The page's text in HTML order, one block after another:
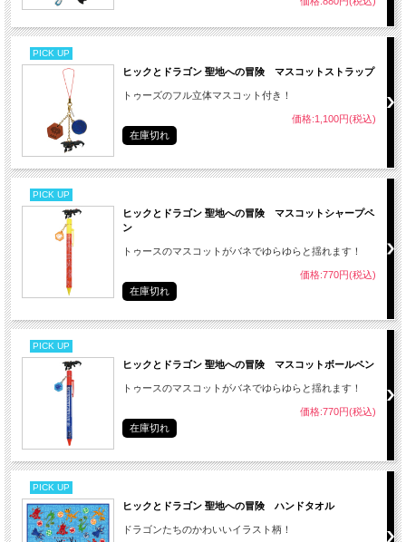
PICK UP
ヒックとドラゴン 聖地への冒険 マスコットストラップ
トゥーズのフル立体マスコット付き！
価格:1,100円(税込)
在庫切れ
PICK UP
ヒックとドラゴン 聖地への冒険 マスコットシャープペ
ン
トゥースのマスコットがバネでゆらゆらと揺れます！
価格:770円(税込)
在庫切れ
PICK UP
ヒックとドラゴン 聖地への冒険 マスコットボールペン
トゥースのマスコットがバネでゆらゆらと揺れます！
価格:770円(税込)
在庫切れ
PICK UP
ヒックとドラゴン 聖地への冒険 ハンドタオル
ドラゴンたちのかわいいイラスト柄！